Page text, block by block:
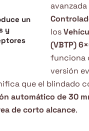
un
y
avanzada
los
(VBTP)
funciona
versión
que el blindado
automático de 30
de corto alcance.